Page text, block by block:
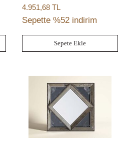
4.951,68 TL
Sepette %52 indirim
Sepete Ekle